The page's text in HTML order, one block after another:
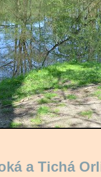
a Tichá